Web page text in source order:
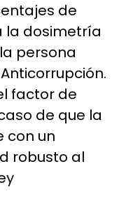
de
la dosimetría
persona
factor de
de que la
con un
robusto al